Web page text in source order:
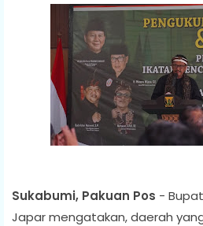
Sukabumi, Pakuan Pos -
Japar mengatakan, daerah